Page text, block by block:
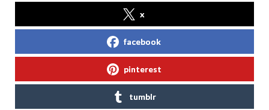
x
facebook
pinterest
tumblr